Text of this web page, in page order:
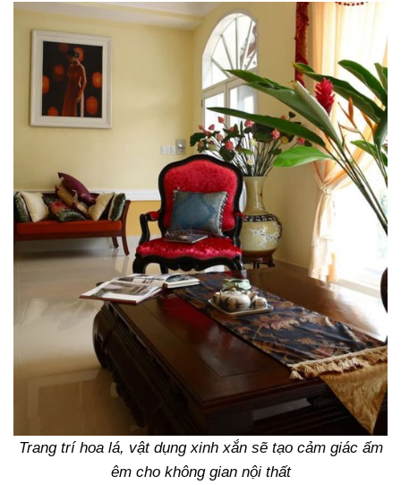
Trang trí hoa lá, vật dụng xinh xắn sẽ tạo cảm giác ấm
êm cho không gian nội thất